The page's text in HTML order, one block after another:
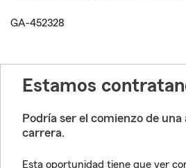
GA-452328
Estamos
Podría ser el comienzo de una
carrera.
Esta oportunidad tiene que ver